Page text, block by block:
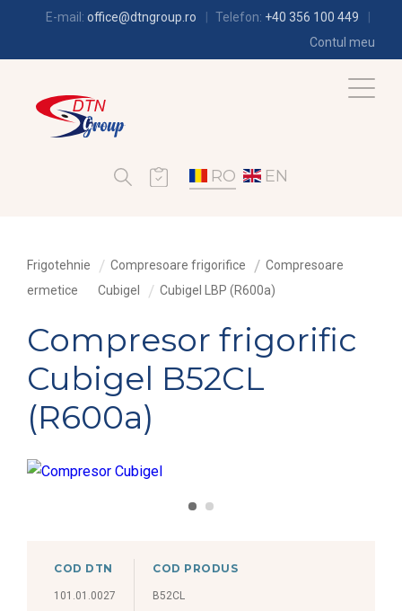
E-mail: office@dtngroup.ro Telefon: +40 356 100 449
Contul meu
RO EN
Frigotehnie Compresoare frigorifice
Compresoare
ermetice
Cubigel Cubigel LBP (R600a)
Compresor frigorific
Cubigel B52CL
(R600a)
COD DTN
101.01.0027
COD PRODUS
B52CL